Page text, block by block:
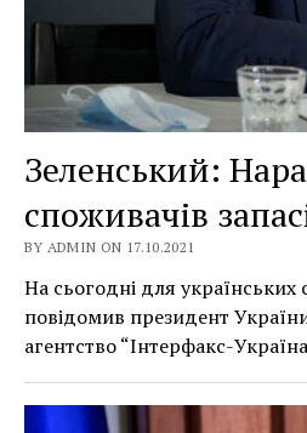
Зеленський:
споживачів
BY ADMIN ON 17.10.2021
На сьогодні для українських
повідомив президент
агентство “Інтерфакс-